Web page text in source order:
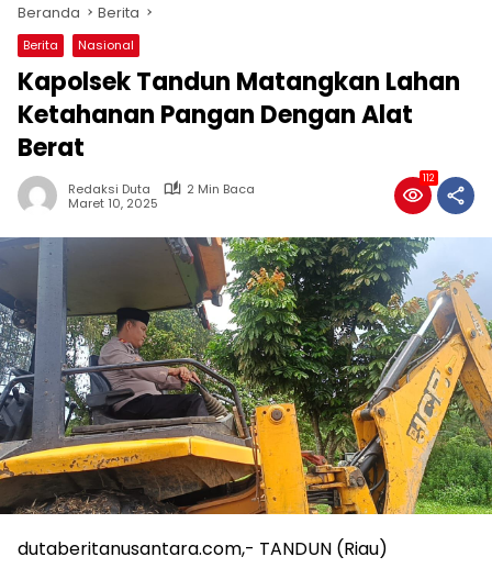
Beranda Berita
Berita Nasional
Kapolsek Tandun Matangkan Lahan
Ketahanan Pangan Dengan Alat
Berat
Redaksi Duta
2 Min Baca
Maret 10, 2025
112
dutaberitanusantara.com,- TANDUN (Riau)